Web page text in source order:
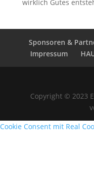
wirklich Gutes
Sponsoren &
Impressum
Copyright © 2023
Cookie Consent mit Real